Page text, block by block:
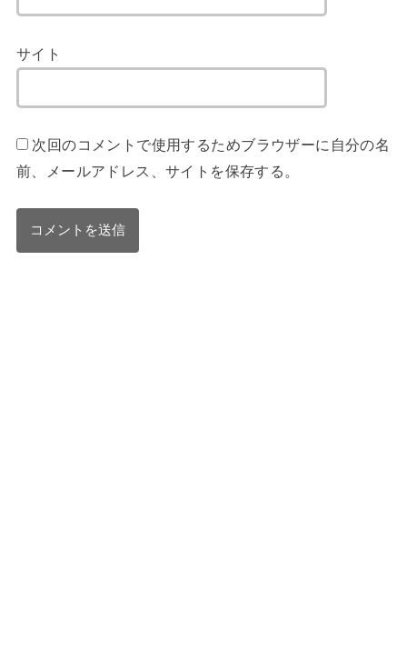
サイト
次回のコメントで使用するためブラウザーに自分の名
前、メールアドレス、サイトを保存する。